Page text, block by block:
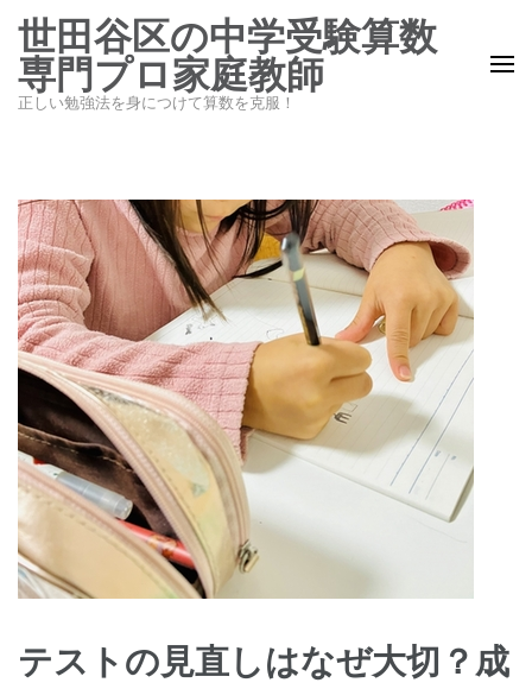
テ
ン
ス
キ
ッ
プ
(Enter
を
す)
世田谷区の中学受験算数
専門プロ家庭教師
正しい勉強法を身につけて算数を克服！
テストの見直しはなぜ大切？成